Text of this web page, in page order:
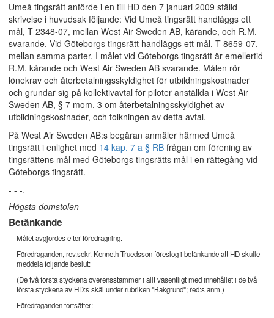
Umeå tingsrätt anförde i en till HD den 7 januari 2009 ställd
skrivelse i huvudsak följande: Vid Umeå tingsrätt handläggs ett
mål, T 2348-07, mellan West Air Sweden AB, kärande, och R.M.
svarande. Vid Göteborgs tingsrätt handläggs ett mål, T 8659-07,
mellan samma parter. I målet vid Göteborgs tingsrätt är emellertid
R.M. kärande och West Air Sweden AB svarande. Målen rör
lönekrav och återbetalningsskyldighet för utbildningskostnader
och grundar sig på kollektivavtal för piloter anställda i West Air
Sweden AB, § 7 mom. 3 om återbetalningsskyldighet av
utbildningskostnader, och tolkningen av detta avtal.
På West Air Sweden AB:s begäran anmäler härmed Umeå
tingsrätt i enlighet med 14 kap. 7 a § RB frågan om förening av
tingsrättens mål med Göteborgs tingsrätts mål i en rättegång vid
Göteborgs tingsrätt.
- - -.
Högsta domstolen
Betänkande
Målet avgjordes efter föredragning.
Föredraganden, rev.sekr. Kenneth Truedsson föreslog i betänkande att HD skulle
meddela följande beslut:
(De två första styckena överensstämmer i allt väsentligt med innehållet i de två
första styckena av HD:s skäl under rubriken "Bakgrund"; red:s anm.)
Föredraganden fortsätter: